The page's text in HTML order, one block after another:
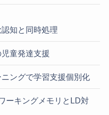
知と同時処理
童発達支援
ングで学習支援個別化
ーキングメモリとLD対